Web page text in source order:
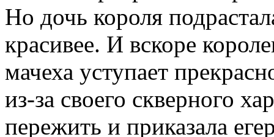
Но дочь короля
красивее. И вскоре
мачеха уступает
из-за своего скверного
пережить и приказала